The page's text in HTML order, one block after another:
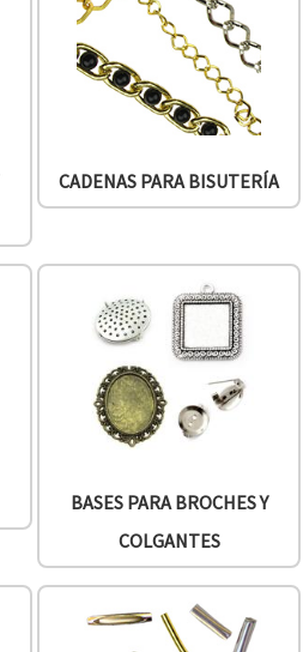
CADENAS PARA BISUTERÍA
BASES PARA BROCHES Y
COLGANTES